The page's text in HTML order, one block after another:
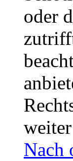
oder
Nach